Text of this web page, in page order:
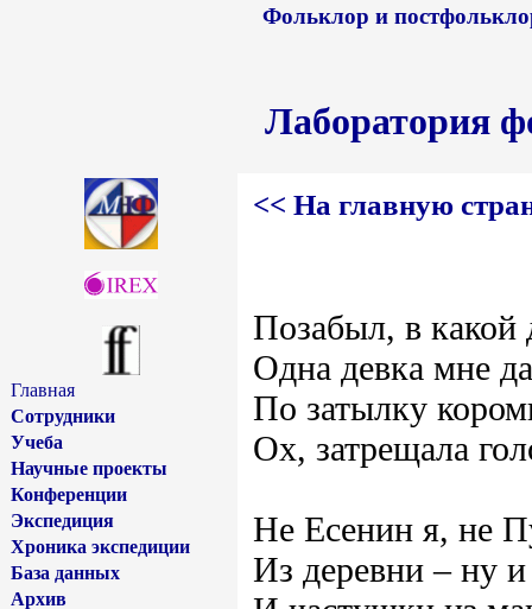
Фольклор и
Лаборатория
Главная
Сотрудники
Учеба
Научные проекты
Конференции
Экспедиция
Хроника экспедиции
База данных
Архив
<< На главную
Позабыл, в какой
Одна девка мне
По затылку
Ох, затрещала
Не Есенин я, не
Из деревни – ну